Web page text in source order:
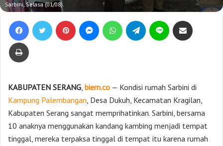
Sarbini, Selasa (01/08).
KABUPATEN SERANG, biem.co — Kondisi rumah Sarbini di
Kampung Palembangan, Desa Dukuh, Kecamatan Kragilan,
Kabupaten Serang sangat memprihatinkan. Sarbini, bersama
10 anaknya menggunakan kandang kambing menjadi tempat
tinggal, mereka terpaksa tinggal di tempat itu karena rumah